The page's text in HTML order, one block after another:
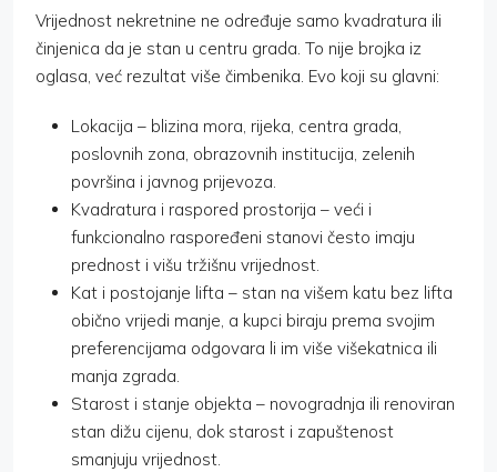
Vrijednost nekretnine ne određuje samo kvadratura ili
činjenica da je stan u centru grada. To nije brojka iz
oglasa, već rezultat više čimbenika. Evo koji su glavni:
Lokacija – blizina mora, rijeka, centra grada,
poslovnih zona, obrazovnih institucija, zelenih
površina i javnog prijevoza.
Kvadratura i raspored prostorija – veći i
funkcionalno raspoređeni stanovi često imaju
prednost i višu tržišnu vrijednost.
Kat i postojanje lifta – stan na višem katu bez lifta
obično vrijedi manje, a kupci biraju prema svojim
preferencijama odgovara li im više višekatnica ili
manja zgrada.
Starost i stanje objekta – novogradnja ili renoviran
stan dižu cijenu, dok starost i zapuštenost
smanjuju vrijednost.